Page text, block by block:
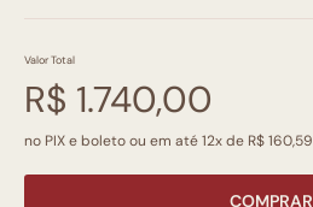
Valor Total
R$ 1.740,00
no PIX e boleto ou em até 12x de R$ 160,59
COMPRAR